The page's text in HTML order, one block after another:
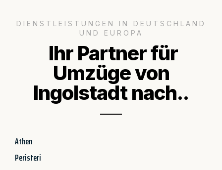
DIENSTLEISTUNGEN IN DEUTSCHLAND
UND EUROPA
Ihr Partner für
Umzüge von
Ingolstadt nach..
Athen
Peristeri